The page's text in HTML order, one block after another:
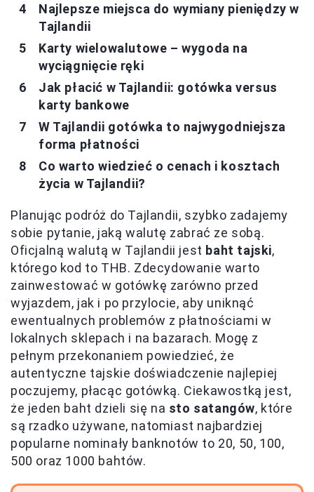
Najlepsze miejsca do wymiany pieniędzy w
Tajlandii
Karty wielowalutowe – wygoda na
wyciągnięcie ręki
Jak płacić w Tajlandii: gotówka versus
karty bankowe
W Tajlandii gotówka to najwygodniejsza
forma płatności
Co warto wiedzieć o cenach i kosztach
życia w Tajlandii?
Planując podróż do Tajlandii, szybko zadajemy
sobie pytanie, jaką walutę zabrać ze sobą.
Oficjalną walutą w Tajlandii jest baht tajski,
którego kod to THB. Zdecydowanie warto
zainwestować w gotówkę zarówno przed
wyjazdem, jak i po przylocie, aby uniknąć
ewentualnych problemów z płatnościami w
lokalnych sklepach i na bazarach. Mogę z
pełnym przekonaniem powiedzieć, że
autentyczne tajskie doświadczenie najlepiej
poczujemy, płacąc gotówką. Ciekawostką jest,
że jeden baht dzieli się na sto satangów, które
są rzadko używane, natomiast najbardziej
popularne nominały banknotów to 20, 50, 100,
500 oraz 1000 bahtów.